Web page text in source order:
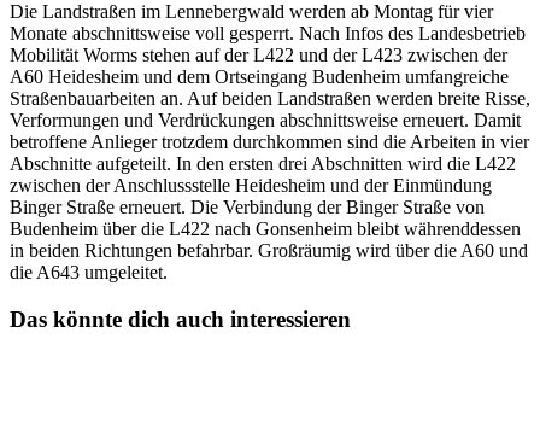
Die Landstraßen im Lennebergwald werden ab Montag für vier
Monate abschnittsweise voll gesperrt. Nach Infos des Landesbetrieb
Mobilität Worms stehen auf der L422 und der L423 zwischen der
A60 Heidesheim und dem Ortseingang Budenheim umfangreiche
Straßenbauarbeiten an. Auf beiden Landstraßen werden breite Risse,
Verformungen und Verdrückungen abschnittsweise erneuert. Damit
betroffene Anlieger trotzdem durchkommen sind die Arbeiten in vier
Abschnitte aufgeteilt. In den ersten drei Abschnitten wird die L422
zwischen der Anschlussstelle Heidesheim und der Einmündung
Binger Straße erneuert. Die Verbindung der Binger Straße von
Budenheim über die L422 nach Gonsenheim bleibt währenddessen
in beiden Richtungen befahrbar. Großräumig wird über die A60 und
die A643 umgeleitet.
Das könnte dich auch interessieren